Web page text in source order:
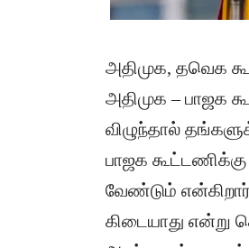
அதிமுக, தவெக
அதிமுக – பாஜக
விழுந்தால்
பாஜக
வேண்டும்
கிடையாது என்று